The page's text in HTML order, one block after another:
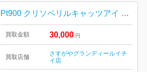
Pt900 クリソベリルキャッツアイ リング 0.6ct をお買取りしました｜函館市
買取金額 30,000 円
買取店舗
さすがやグランディールイチ
イ店